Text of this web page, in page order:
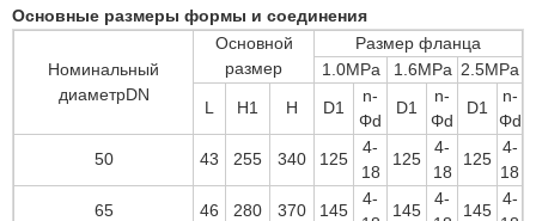
Основные размеры формы и соединения
Номинальный
диаметрDN
Основной
размер
Размер фланца
1.0MPa
1.6MPa 2.5MPa
L
H1 H D1
n-
Φd
D1
n-
Φd
D1
n-
Φd
50
43 255 340 125
4-
18
125
4-
18
125
4-
18
65
46 280 370 145
4-
145
4-
145
4-